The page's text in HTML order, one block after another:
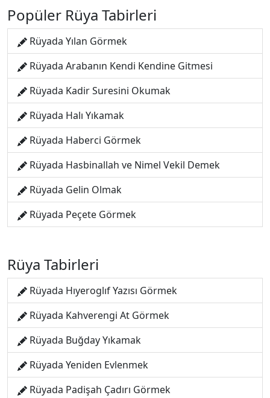
Popüler Rüya Tabirleri
Rüyada Yılan Görmek
Rüyada Arabanın Kendi Kendine Gitmesi
Rüyada Kadir Suresini Okumak
Rüyada Halı Yıkamak
Rüyada Haberci Görmek
Rüyada Hasbinallah ve Nimel Vekil Demek
Rüyada Gelin Olmak
Rüyada Peçete Görmek
Rüya Tabirleri
Rüyada Hıyeroglıf Yazısı Görmek
Rüyada Kahverengi At Görmek
Rüyada Buğday Yıkamak
Rüyada Yeniden Evlenmek
Rüyada Padişah Çadırı Görmek